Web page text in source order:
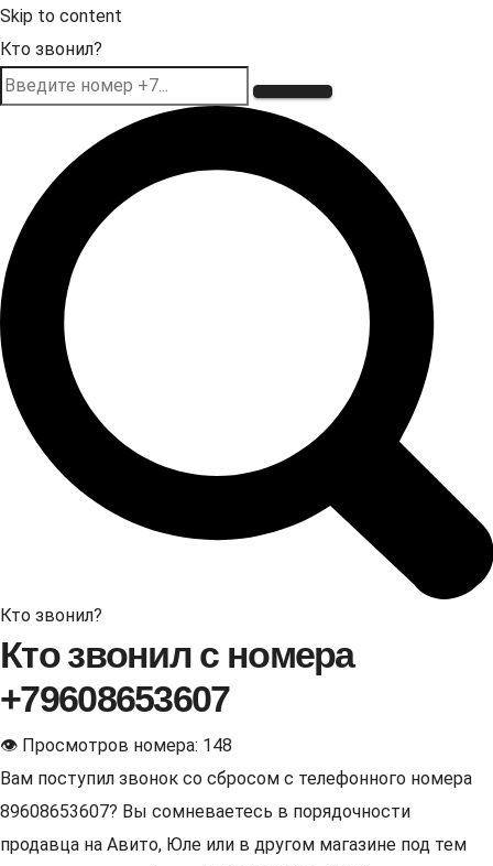
Skip to content
Кто звонил?
Кто звонил?
Кто звонил с номера
+79608653607
👁 Просмотров номера: 148
Вам поступил звонок со сбросом с телефонного номера
89608653607? Вы сомневаетесь в порядочности
продавца на Авито, Юле или в другом магазине под тем